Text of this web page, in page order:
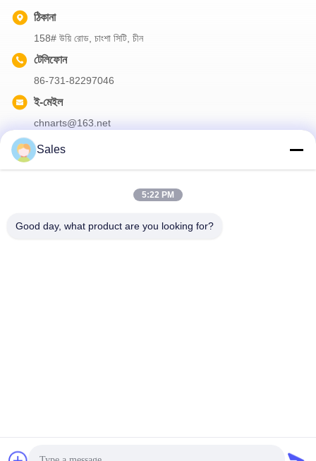
ঠিকানা
158# উয়ি রোড, চাংশা সিটি, চীন
টেলিফোন
86-731-82297046
ই-মেইল
chnarts@163.net
আমাদের নিউজলেটারে সাবস্ক্রাইব করুন এবং আরও অনেক কিছু পেতে পারেন।
কপিরাইট © 2022-2026 Hunan Famous Trading Co., Ltd. . সব সমস্ত
Sales
5:22 PM
Good day, what product are you looking for?